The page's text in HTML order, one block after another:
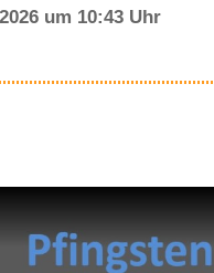
um 10:43 Uhr